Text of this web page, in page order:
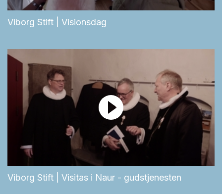
Viborg Stift | Visionsdag
Viborg Stift | Visitas i Naur - gudstjenesten